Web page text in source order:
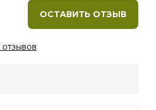
ОСТАВИТЬ ОТЗЫВ
отзывов